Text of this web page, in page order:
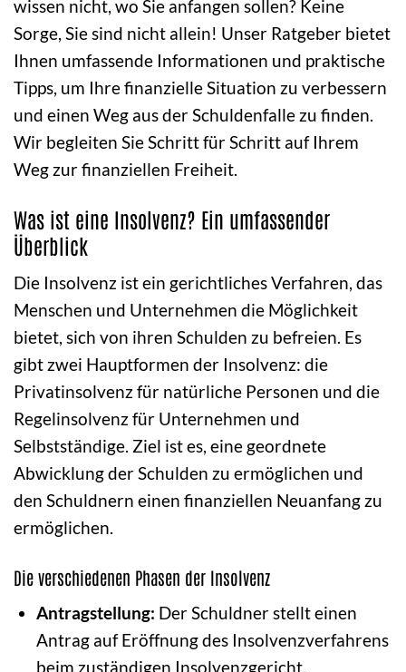
wissen nicht, wo Sie anfangen sollen? Keine
Sorge, Sie sind nicht allein! Unser Ratgeber bietet
Ihnen umfassende Informationen und praktische
Tipps, um Ihre finanzielle Situation zu verbessern
und einen Weg aus der Schuldenfalle zu finden.
Wir begleiten Sie Schritt für Schritt auf Ihrem
Weg zur finanziellen Freiheit.
Was ist eine Insolvenz? Ein umfassender
Überblick
Die Insolvenz ist ein gerichtliches Verfahren, das
Menschen und Unternehmen die Möglichkeit
bietet, sich von ihren Schulden zu befreien. Es
gibt zwei Hauptformen der Insolvenz: die
Privatinsolvenz für natürliche Personen und die
Regelinsolvenz für Unternehmen und
Selbstständige. Ziel ist es, eine geordnete
Abwicklung der Schulden zu ermöglichen und
den Schuldnern einen finanziellen Neuanfang zu
ermöglichen.
Die verschiedenen Phasen der Insolvenz
Antragstellung: Der Schuldner stellt einen
Antrag auf Eröffnung des Insolvenzverfahrens
beim zuständigen Insolvenzgericht.